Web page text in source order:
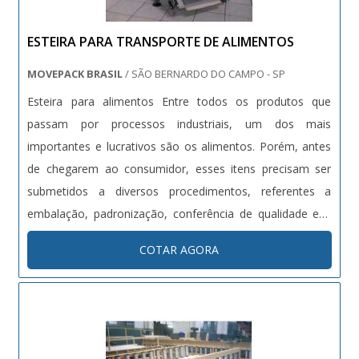
ESTEIRA PARA TRANSPORTE DE ALIMENTOS
MOVEPACK BRASIL/ SÃO BERNARDO DO CAMPO - SP
Esteira para alimentos Entre todos os produtos que
passam por processos industriais, um dos mais
importantes e lucrativos são os alimentos. Porém, antes
de chegarem ao consumidor, esses itens precisam ser
submetidos a diversos procedimentos, referentes a
embalação, padronização, conferência de qualidade etc.
Um dos equipamentos imprescindíveis para que essa
fabricação seja bem sucedida é a esteira para transporte
de alimentos. Uma das muitas ....
COTAR AGORA